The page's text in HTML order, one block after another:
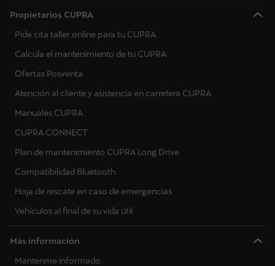
Propietarios CUPRA
Pide cita taller online para tu CUPRA
Calcula el mantenimiento de tu CUPRA
Ofertas Posventa
Atención al cliente y asistencia en carretera CUPRA
Manuales CUPRA
CUPRA CONNECT
Plan de mantenimiento CUPRA Long Drive
Compatibilidad Bluetooth
Hoja de rescate en caso de emergencias
Vehículos al final de su vida útil
Más información
Mantenme informado